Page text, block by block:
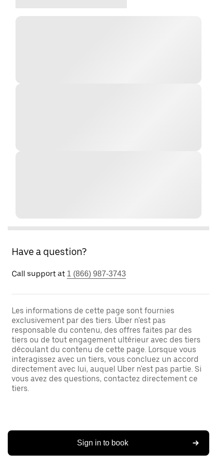
Have a question?
Call support at 1 (866) 987-3743
Les informations de cette page sont fournies
exclusivement par des tiers. Uber n'est pas
responsable du contenu, des offres faites par des
tiers ou de tout engagement ultérieur avec des tiers
découlant du contenu de cette page. Lorsque vous
interagissez avec un tiers, vous concluez un accord
directement avec lui, auquel Uber n'est pas partie. Si
vous avez des questions, contactez directement ce
tiers.
Sign in to book